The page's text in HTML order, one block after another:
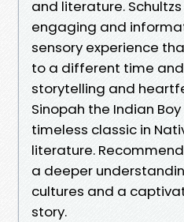
and literature.
engaging and
sensory experience
to a different time
storytelling and
Sinopah the Indian
timeless classic in
literature.
a deeper
cultures and a
story.